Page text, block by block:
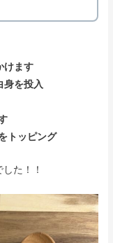
けます
を投入
トッピング
た！！